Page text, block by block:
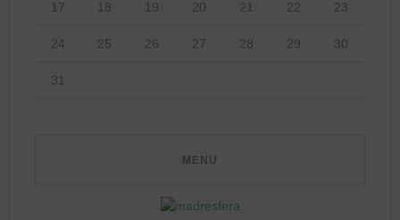
17 18 19 20 21 22 23
24 25 26 27 28 29 30
31